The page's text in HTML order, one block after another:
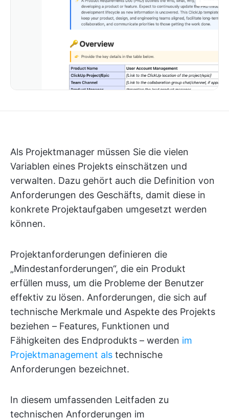
Als Projektmanager müssen Sie die vielen
Variablen eines Projekts einschätzen und
verwalten. Dazu gehört auch die Definition von
Anforderungen des Geschäfts, damit diese in
konkrete Projektaufgaben umgesetzt werden
können.
Projektanforderungen definieren die
„Mindestanforderungen“, die ein Produkt
erfüllen muss, um die Probleme der Benutzer
effektiv zu lösen. Anforderungen, die sich auf
technische Merkmale und Aspekte des Projekts
beziehen – Features, Funktionen und
Fähigkeiten des Endprodukts – werden im
Projektmanagement als technische
Anforderungen bezeichnet.
In diesem umfassenden Leitfaden zu
technischen Anforderungen im